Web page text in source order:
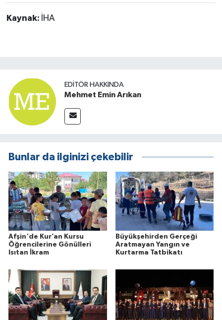
Kaynak: İHA
EDITÖR HAKKINDA
Mehmet Emin Arıkan
Bunlar da ilginizi çekebilir
Afşin'de Kur’an Kursu
Öğrencilerine Gönülleri
Isıtan İkram
Büyükşehirden Gerçeği
Aratmayan Yangın ve
Kurtarma Tatbikatı